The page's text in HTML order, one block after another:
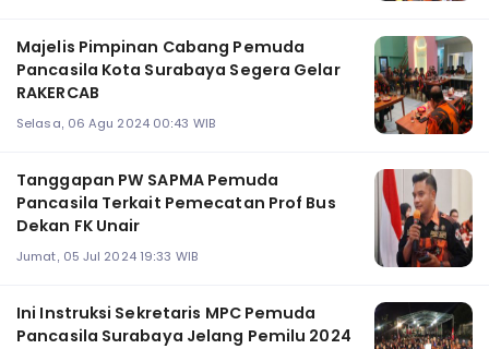
Majelis Pimpinan Cabang Pemuda
Pancasila Kota Surabaya Segera Gelar
RAKERCAB
Selasa, 06 Agu 2024 00:43 WIB
Tanggapan PW SAPMA Pemuda
Pancasila Terkait Pemecatan Prof Bus
Dekan FK Unair
Jumat, 05 Jul 2024 19:33 WIB
Ini Instruksi Sekretaris MPC Pemuda
Pancasila Surabaya Jelang Pemilu 2024